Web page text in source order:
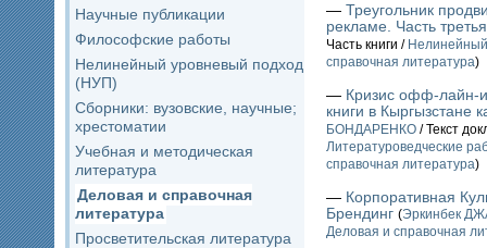
Научные публикации
Философские работы
Нелинейный уровневый подход
(НУП)
Сборники: вузовские, научные;
хрестоматии
Учебная и методическая
литература
Деловая и справочная
литература
Просветительская литература
— Треугольник
рекламе. Часть
Часть книги /
справочная литература)
— Кризис офф-лайн-
книги в Кыргызстане
БОНДАРЕНКО / Текст
Литературоведческие
справочная литература)
— Корпоративная
Брендинг (Эркинбек
Деловая и справочная